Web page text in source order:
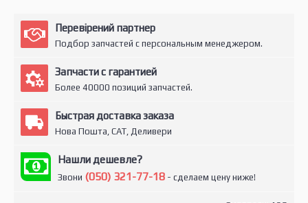
Перевірений партнер
Подбор запчастей с персональным менеджером.
Запчасти с гарантией
Более 40000 позиций запчастей.
Быстрая доставка заказа
Нова Пошта, САТ, Деливери
Нашли дешевле?
Звони (050) 321-77-18 - сделаем цену ниже!